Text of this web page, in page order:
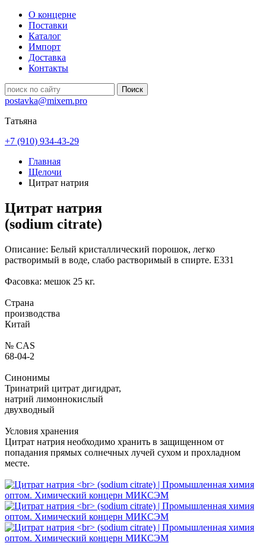
О концерне
Поставки
Каталог
Импорт
Доставка
Контакты
postavka@mixem.pro
Татьяна
+7 (910) 934-43-29
Главная
Щелочи
Цитрат натрия
Цитрат натрия
(sodium citrate)
Описание: Белый кристаллический порошок, легко
растворимый в воде, слабо растворимый в спирте. Е331
Фасовка: мешок 25 кг.
Страна
производства
Китай
№ CAS
68-04-2
Синонимы
Тринатрий цитрат дигидрат,
натрий лимоннокислый
двухводный
Условия хранения
Цитрат натрия необходимо хранить в защищенном от
попадания прямых солнечных лучей сухом и прохладном
месте.